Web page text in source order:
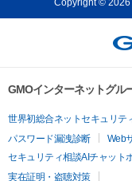
GMOインターネットグル
世界初総合ネットセキュリテ
パスワード漏洩診断
Web
セキュリティ相談AIチャット
実在証明・盗聴対策